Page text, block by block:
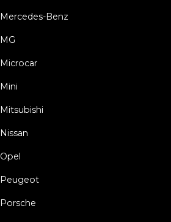
Mercedes-Benz
MG
Microcar
Mini
Mitsubishi
Nissan
Opel
Peugeot
Porsche